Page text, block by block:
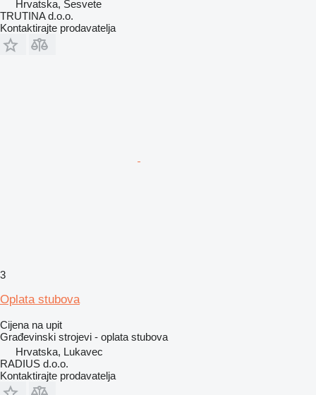
Hrvatska, Sesvete
TRUTINA d.o.o.
Kontaktirajte prodavatelja
3
Oplata stubova
Cijena na upit
Građevinski strojevi - oplata stubova
Hrvatska, Lukavec
RADIUS d.o.o.
Kontaktirajte prodavatelja